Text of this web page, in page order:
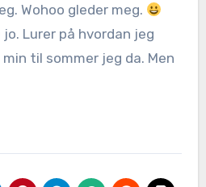
Wohoo gleder meg.
Lurer på hvordan jeg
til sommer jeg da. Men